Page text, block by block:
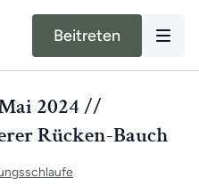
Beitreten
2024 //
Rücken-Bauch